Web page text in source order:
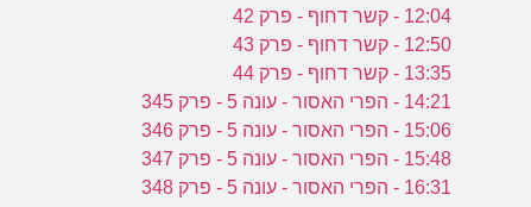
12:04 - קשר דחוף - פרק 42
12:50 - קשר דחוף - פרק 43
13:35 - קשר דחוף - פרק 44
14:21 - הפרי האסור - עונה 5 - פרק 345
15:06 - הפרי האסור - עונה 5 - פרק 346
15:48 - הפרי האסור - עונה 5 - פרק 347
16:31 - הפרי האסור - עונה 5 - פרק 348